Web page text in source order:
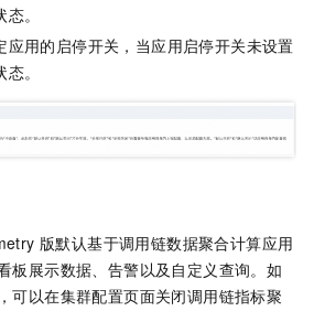
。
应用的启停开关，当应用启停开关未设置
。
版默认基于调用链数据聚合计算应用
板展示数据、告警以及自定义查询。如
可以在集群配置页面关闭调用链指标聚